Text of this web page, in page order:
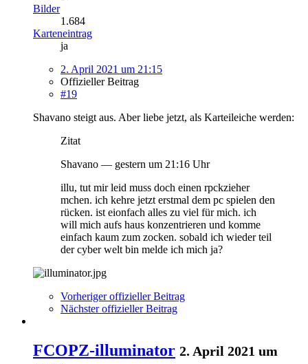
Bilder
1.684
Karteneintrag
ja
2. April 2021 um 21:15
Offizieller Beitrag
#19
Shavano steigt aus. Aber liebe jetzt, als Karteileiche werden:
Zitat
Shavano — gestern um 21:16 Uhr
illu, tut mir leid muss doch einen rpckzieher
mchen. ich kehre jetzt erstmal dem pc spielen den
rücken. ist eionfach alles zu viel für mich. ich
will mich aufs haus konzentrieren und komme
einfach kaum zum zocken. sobald ich wieder teil
der cyber welt bin melde ich mich ja?
Vorheriger offizieller Beitrag
Nächster offizieller Beitrag
FCOPZ-illuminator 2. April 2021 um